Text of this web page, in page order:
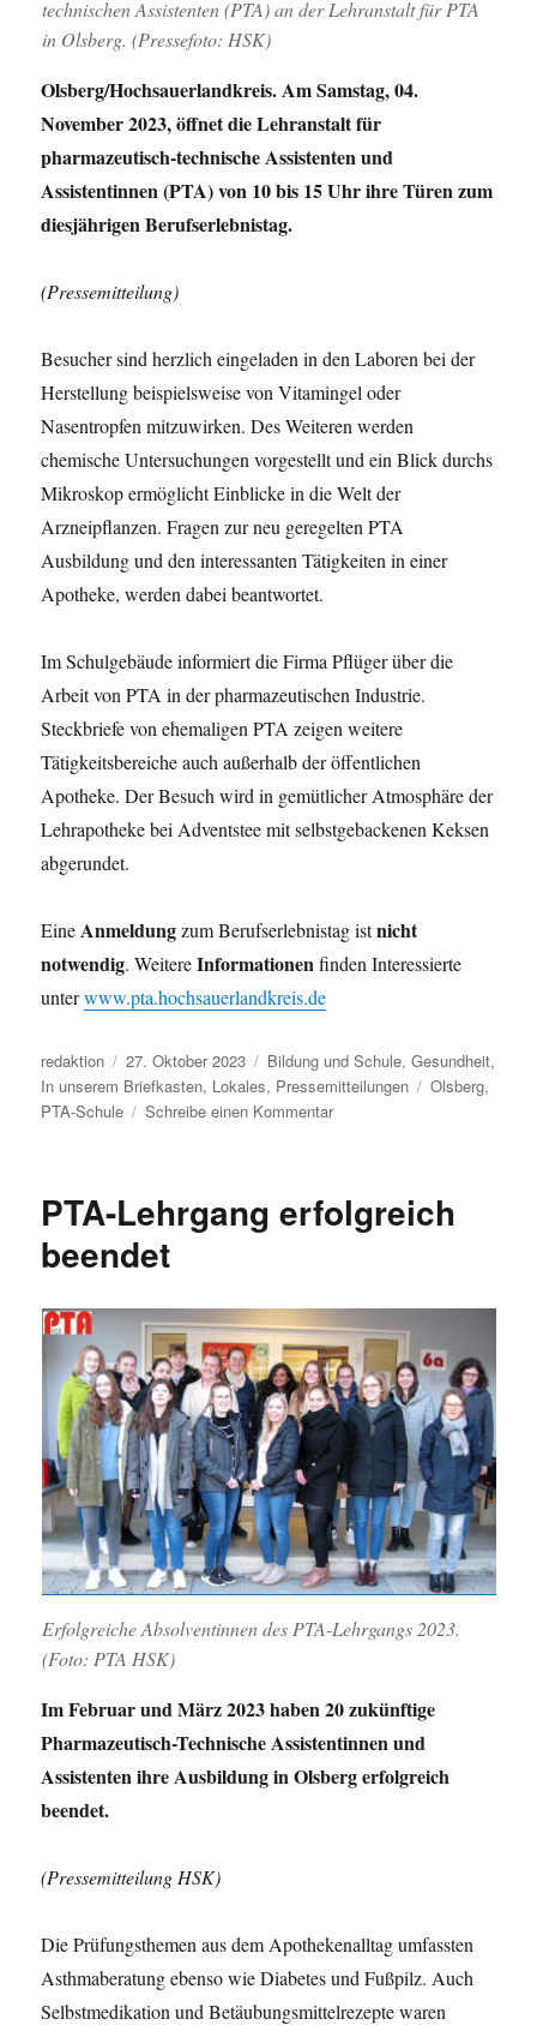
technischen Assistenten (PTA) an der Lehranstalt für PTA
in Olsberg. (Pressefoto: HSK)
Olsberg/Hochsauerlandkreis. Am Samstag, 04.
November 2023, öffnet die Lehranstalt für
pharmazeutisch-technische Assistenten und
Assistentinnen (PTA) von 10 bis 15 Uhr ihre Türen zum
diesjährigen Berufserlebnistag.
(Pressemitteilung)
Besucher sind herzlich eingeladen in den Laboren bei der
Herstellung beispielsweise von Vitamingel oder
Nasentropfen mitzuwirken. Des Weiteren werden
chemische Untersuchungen vorgestellt und ein Blick durchs
Mikroskop ermöglicht Einblicke in die Welt der
Arzneipflanzen. Fragen zur neu geregelten PTA
Ausbildung und den interessanten Tätigkeiten in einer
Apotheke, werden dabei beantwortet.
Im Schulgebäude informiert die Firma Pflüger über die
Arbeit von PTA in der pharmazeutischen Industrie.
Steckbriefe von ehemaligen PTA zeigen weitere
Tätigkeitsbereiche auch außerhalb der öffentlichen
Apotheke. Der Besuch wird in gemütlicher Atmosphäre der
Lehrapotheke bei Adventstee mit selbstgebackenen Keksen
abgerundet.
Eine Anmeldungzum Berufserlebnistag istnicht
notwendig. WeitereInformationenfinden Interessierte
unterwww.pta.hochsauerlandkreis.de
Autor
redaktion
Veröffentlicht
am
27. Oktober 2023 Kategorien
Bildung und Schule,Gesundheit,
In unserem Briefkasten, Lokales, Pressemitteilungen Schlagwörter
Olsberg,
PTA-Schule
Schreibe einen Kommentarzu
für
PTA
PTA-Lehrgang erfolgreich
beendet
Erfolgreiche Absolventinnen des PTA-Lehrgangs 2023.
(Foto: PTA HSK)
Im Februar und März 2023 haben 20 zukünftige
Pharmazeutisch-Technische Assistentinnen und
Assistenten ihre Ausbildung in Olsberg erfolgreich
beendet.
(Pressemitteilung HSK)
Die Prüfungsthemen aus dem Apothekenalltag umfassten
Asthmaberatung ebenso wie Diabetes und Fußpilz. Auch
Selbstmedikation und Betäubungsmittelrezepte waren